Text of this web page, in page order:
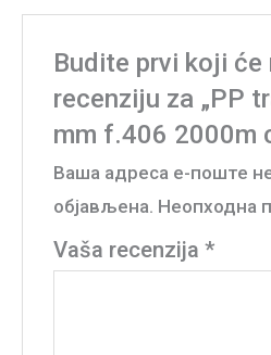
Budite prvi koji će
recenziju za „PP
mm f.406 2000m
Ваша адреса е-поште
објављена. Неопходна
Vaša recenzija*